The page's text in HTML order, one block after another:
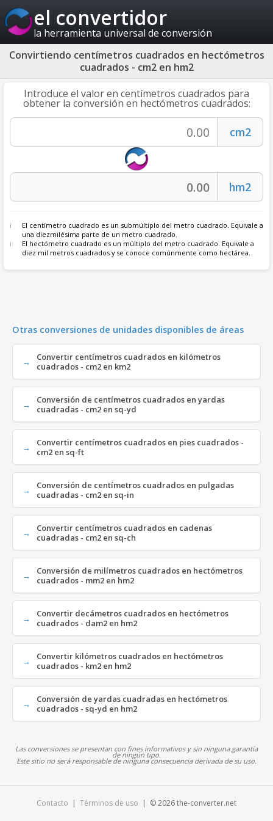
el convertidor
la herramienta universal de conversión
Convirtiendo centímetros cuadrados en hectómetros
cuadrados - cm2 en hm2
Introduce el valor en centímetros cuadrados para
obtener la conversión en hectómetros cuadrados:
El centímetro cuadrado es un submúltiplo del metro cuadrado. Equivale a
una diezmilésima parte de un metro cuadrado.
El hectómetro cuadrado es un múltiplo del metro cuadrado. Equivale a
diez mil metros cuadrados y se conoce comúnmente como hectárea.
Otras conversiones de unidades disponibles de áreas
Convertir centímetros cuadrados en kilómetros
cuadrados - cm2 en km2
Conversión de centímetros cuadrados en yardas
cuadradas - cm2 en sq-yd
Convertir centímetros cuadrados en pies cuadrados -
cm2 en sq-ft
Conversión de centímetros cuadrados en pulgadas
cuadradas - cm2 en sq-in
Convertir centímetros cuadrados en cadenas
cuadradas - cm2 en sq-ch
Conversión de milímetros cuadrados en hectómetros
cuadrados - mm2 en hm2
Convertir decámetros cuadrados en hectómetros
cuadrados - dam2 en hm2
Convertir kilómetros cuadrados en hectómetros
cuadrados - km2 en hm2
Conversión de yardas cuadradas en hectómetros
cuadrados - sq-yd en hm2
Las conversiones se presentan con fines informativos y sin ninguna garantía
de ningún tipo.
Este sitio no será responsable de ninguna consecuencia derivada de su uso.
Contacto | Términos de uso | © 2026 the-converter.net